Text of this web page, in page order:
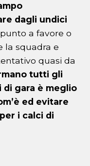
dagli undici
a favore o
la squadra e
quasi da
tutti gli
gara è meglio
ed evitare
i calci di